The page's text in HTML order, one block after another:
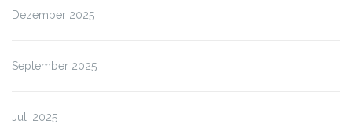
Dezember 2025
September 2025
Juli 2025